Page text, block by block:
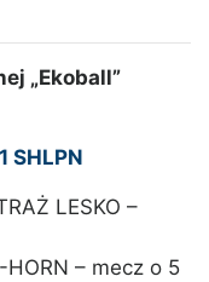
„Ekoball”
SHLPN
LESKO –
HORN – mecz o 5